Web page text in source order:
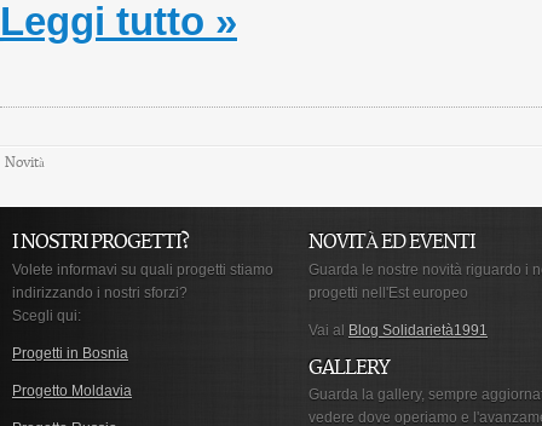
Leggi tutto »
Novità
I NOSTRI PROGETTI?
Volete informavi su quali progetti stiamo
indirizzando i nostri sforzi?
Scegli qui:
Progetti in Bosnia
Progetto Moldavia
NOVITÀ ED EVENTI
Guarda le nostre novità riguardo i
progetti nell'Est europeo
Vai al Blog Solidarietà1991
GALLERY
Guarda la gallery, sempre
vedere dove operiamo e